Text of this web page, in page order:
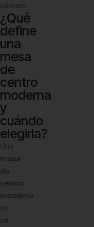
sillones.
¿Qué
define
una
mesa
de
centro
moderna
y
cuándo
elegirla?
Una
mesa
de
centro
moderna
no
se